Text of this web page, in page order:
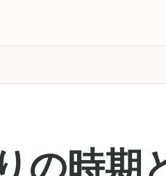
の時期